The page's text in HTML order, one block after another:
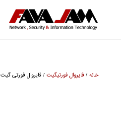
خانه/ فایروال فورتیگیت/ فایروال فورتی گیت FG-5001E